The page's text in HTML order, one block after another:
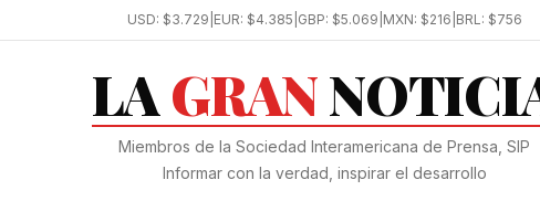
USD: $3.729 EUR: $4.385 GBP: $5.069 MXN: $216 BRL: $756
LAGRAN
Miembros de la Sociedad Interamericana de Prensa, SIP
Informar con la verdad, inspirar el desarrollo